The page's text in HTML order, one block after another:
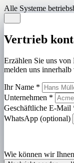
Alle Systeme
Vertrieb
Erzählen Sie uns
melden uns
Ihr Name *
Unternehmen *
Geschäftliche E-Mail
WhatsApp (optional)
Wie können wir